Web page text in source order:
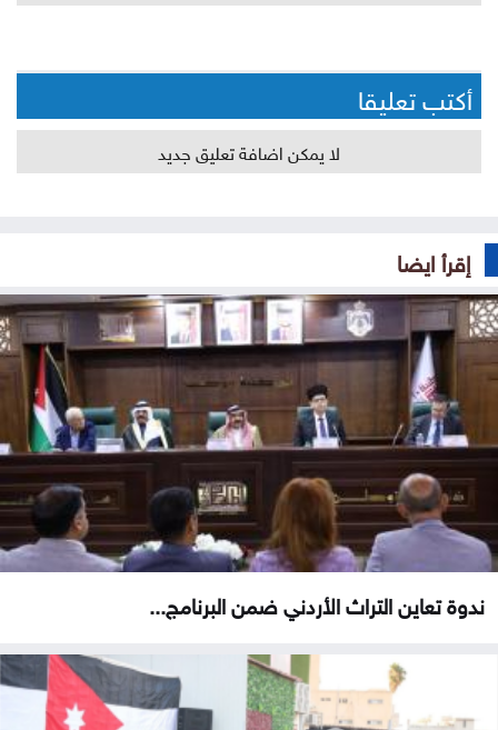
أكتب تعليقا
لا يمكن اضافة تعليق جديد
إقرأ ايضا
ندوة تعاين التراث الأردني ضمن البرنامج...